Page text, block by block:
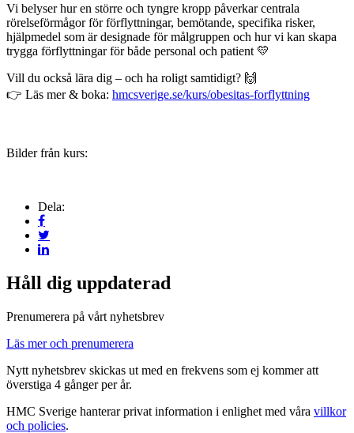
Vi belyser hur en större och tyngre kropp påverkar centrala
rörelseförmågor för förflyttningar, bemötande, specifika risker,
hjälpmedel som är designade för målgruppen och hur vi kan skapa
trygga förflyttningar för både personal och patient 💛
Vill du också lära dig – och ha roligt samtidigt? 🙌
👉 Läs mer & boka: hmcsverige.se/kurs/obesitas-forflyttning
Bilder från kurs:
Dela:
Håll dig uppdaterad
Prenumerera på vårt nyhetsbrev
Läs mer och prenumerera
Nytt nyhetsbrev skickas ut med en frekvens som ej kommer att
överstiga 4 gånger per år.
HMC Sverige hanterar privat information i enlighet med våra villkor
och policies.